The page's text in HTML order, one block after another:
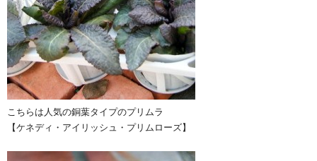
こちらは人気の銅葉タイプのプリムラ
【ケネディ・アイリッシュ・プリムローズ】